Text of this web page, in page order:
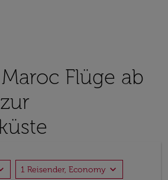
Flüge ab
1 Reisender, Economy expand_more